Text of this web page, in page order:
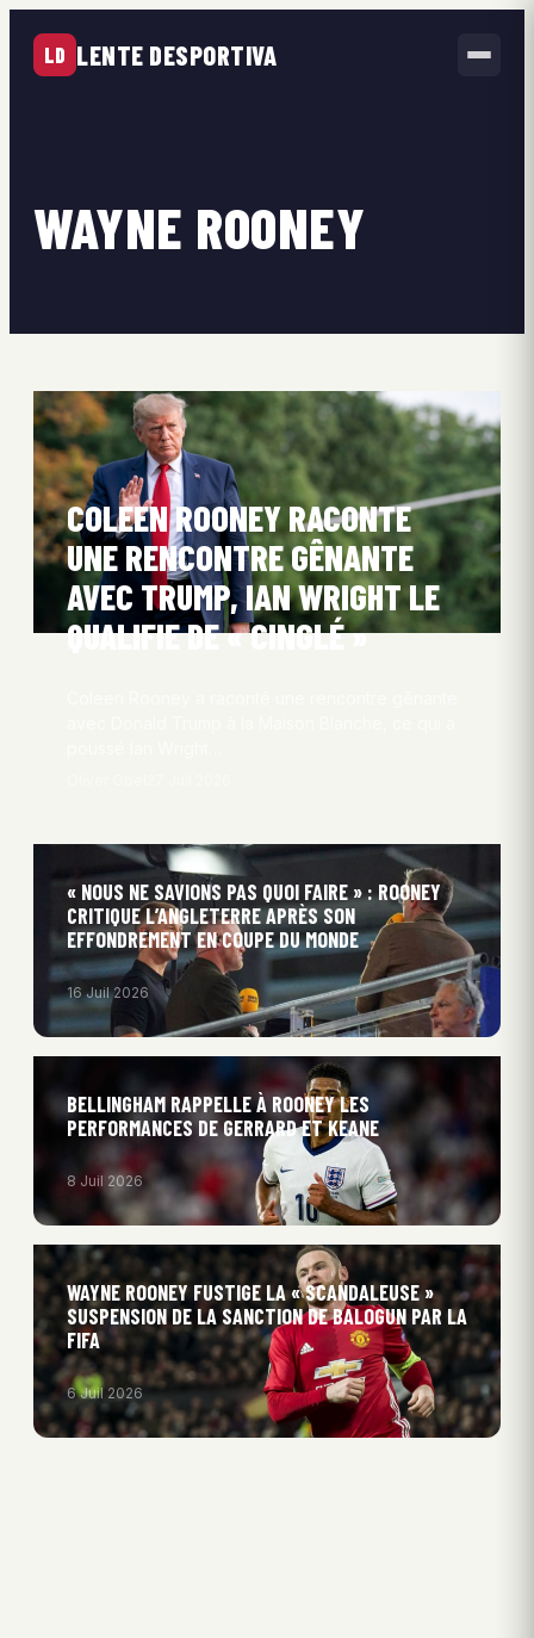
LD LENTE DESPORTIVA
WAYNE ROONEY
COLEEN ROONEY RACONTE
UNE RENCONTRE GÊNANTE
AVEC TRUMP, IAN WRIGHT LE
QUALIFIE DE « CINGLÉ »
« NOUS NE SAVIONS PAS QUOI FAIRE » : ROONEY
CRITIQUE L’ANGLETERRE APRÈS SON
EFFONDREMENT EN COUPE DU MONDE
16 Juil 2026
BELLINGHAM RAPPELLE À ROONEY LES
PERFORMANCES DE GERRARD ET KEANE
8 Juil 2026
WAYNE ROONEY FUSTIGE LA « SCANDALEUSE »
SUSPENSION DE LA SANCTION DE BALOGUN PAR LA
FIFA
6 Juil 2026